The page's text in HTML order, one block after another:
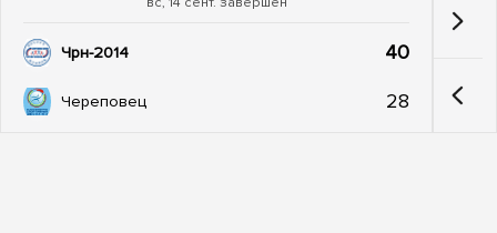
Чрн-2014 40
Череповец 28